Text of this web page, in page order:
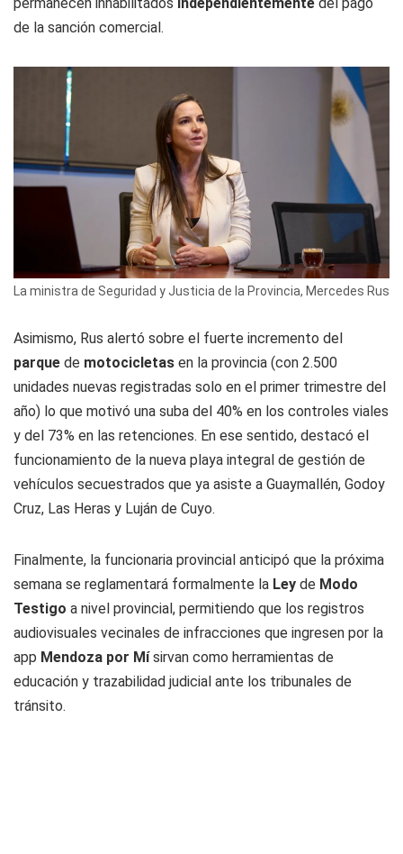
de la sanción comercial.
La ministra de Seguridad y Justicia de la Provincia, Mercedes Rus
Asimismo, Rus alertó sobre el fuerte incremento del
parque de motocicletas en la provincia (con 2.500
unidades nuevas registradas solo en el primer trimestre del
año) lo que motivó una suba del 40% en los controles viales
y del 73% en las retenciones. En ese sentido, destacó el
funcionamiento de la nueva playa integral de gestión de
vehículos secuestrados que ya asiste a Guaymallén, Godoy
Cruz, Las Heras y Luján de Cuyo.
Finalmente, la funcionaria provincial anticipó que la próxima
semana se reglamentará formalmente la Ley de Modo
Testigo a nivel provincial, permitiendo que los registros
audiovisuales vecinales de infracciones que ingresen por la
app Mendoza por Mísirvan como herramientas de
educación y trazabilidad judicial ante los tribunales de
tránsito.